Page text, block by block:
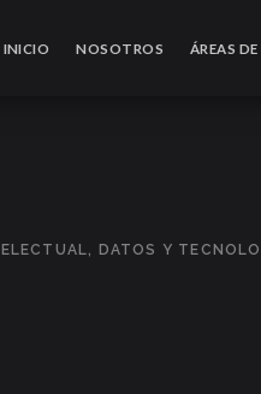
INICIO NOSOTROS ÁREAS
DATOS Y